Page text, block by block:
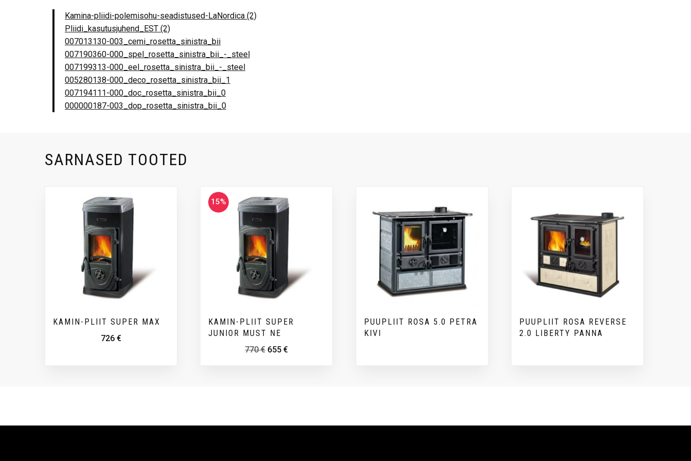
Kamina-pliidi-polemisohu-seadistused-LaNordica (2)
Pliidi_kasutusjuhend_EST (2)
007013130-003_cemi_rosetta_sinistra_bii
007190360-000_spel_rosetta_sinistra_bii_-_steel
007199313-000_eel_rosetta_sinistra_bii_-_steel
005280138-000_deco_rosetta_sinistra_bii_1
007194111-000_doc_rosetta_sinistra_bii_0
000000187-003_dop_rosetta_sinistra_bii_0
SARNASED TOOTED
KAMIN-PLIIT SUPER MAX
726 €
15%
KAMIN-PLIIT SUPER
JUNIOR MUST NE
770€ 655€
PUUPLIIT ROSA 5.0 PETRA
KIVI
PUUPLIIT ROSA REVERSE
2.0 LIBERTY PANNA